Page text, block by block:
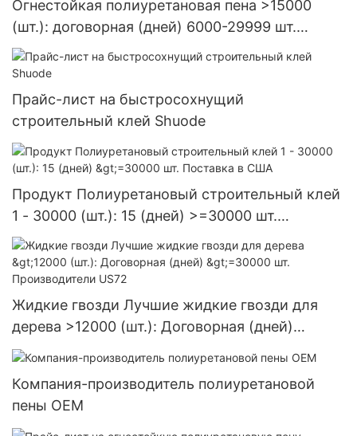
Огнестойкая полиуретановая пена >15000
(шт.): договорная (дней) 6000-29999 шт.
Поставка в США.
Прайс-лист на быстросохнущий
строительный клей Shuode
Продукт Полиуретановый строительный клей
1 - 30000 (шт.): 15 (дней) >=30000 шт.
Поставка в США
Жидкие гвозди Лучшие жидкие гвозди для
дерева >12000 (шт.): Договорная (дней)
>=30000 шт. Производители US72
Компания-производитель полиуретановой
пены OEM